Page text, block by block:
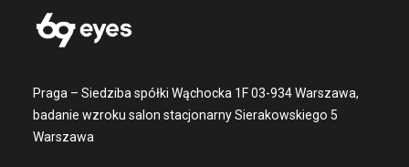
Praga – Siedziba spółki Wąchocka 1F 03-934 Warszawa,
badanie wzroku salon stacjonarny Sierakowskiego 5
Warszawa